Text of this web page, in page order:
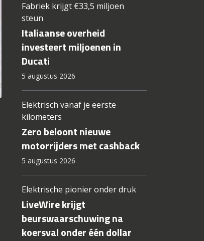
Fabriek krijgt €33,5 miljoen
steun
Italiaanse overheid
investeert miljoenen in
Ducati
5 augustus 2026
Elektrisch vanaf je eerste
kilometers
Zero beloont nieuwe
motorrijders met cashback
5 augustus 2026
Elektrische pionier onder druk
LiveWire krijgt
beurswaarschuwing na
koersval onder één dollar